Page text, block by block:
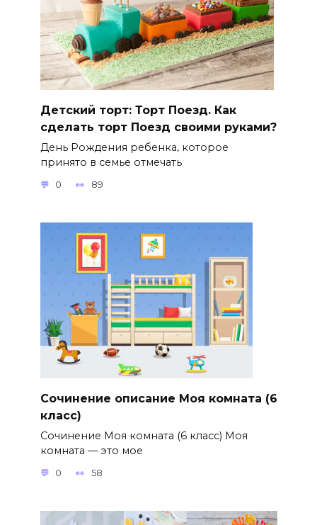
Детский торт: Торт Поезд. Как
сделать торт Поезд своими руками?
День Рождения ребенка, которое
принято в семье отмечать
0 89
Сочинение описание Моя комната (6
класс)
Сочинение Моя комната (6 класс) Моя
комната — это мое
0 58